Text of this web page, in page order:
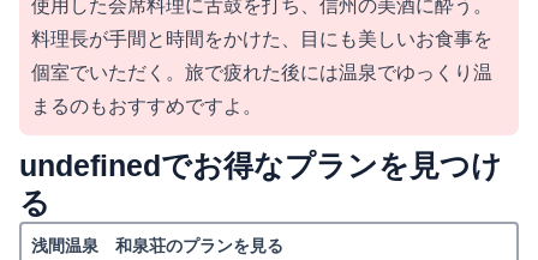
使用した会席料理に舌鼓を打ち、信州の美酒に酔う。
料理長が手間と時間をかけた、目にも美しいお食事を
個室でいただく。旅で疲れた後には温泉でゆっくり温
まるのもおすすめですよ。
undefinedでお得なプランを見つけ
る
浅間温泉 和泉荘のプランを見る